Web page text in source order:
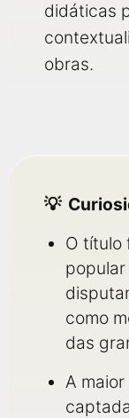
didáticas
obras.
O título
como
das
A